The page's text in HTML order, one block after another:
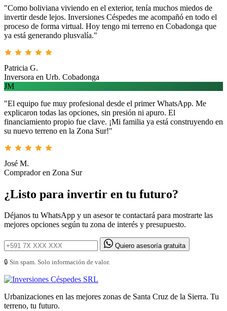
"Como boliviana viviendo en el exterior, tenía muchos miedos de
invertir desde lejos. Inversiones Céspedes me acompañó en todo el
proceso de forma virtual. Hoy tengo mi terreno en Cobadonga que
ya está generando plusvalía."
Patricia G.
Inversora en Urb. Cobadonga
JM
"El equipo fue muy profesional desde el primer WhatsApp. Me
explicaron todas las opciones, sin presión ni apuro. El
financiamiento propio fue clave. ¡Mi familia ya está construyendo en
su nuevo terreno en la Zona Sur!"
José M.
Comprador en Zona Sur
¿Listo para invertir en tu futuro?
Déjanos tu WhatsApp y un asesor te contactará para mostrarte las
mejores opciones según tu zona de interés y presupuesto.
Quiero asesoría gratuita
🔒 Sin spam. Solo información de valor.
Urbanizaciones en las mejores zonas de Santa Cruz de la Sierra. Tu
terreno, tu futuro.